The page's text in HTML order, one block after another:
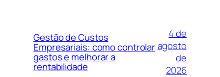
Gestão de Custos
Empresariais: como controlar
gastos e melhorar a
rentabilidade
4 de
agosto
de
2026